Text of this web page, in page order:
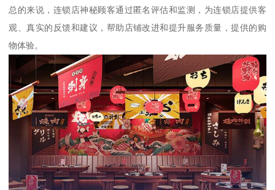
总的来说，连锁店神秘顾客通过匿名评估和监测，为连锁店提供客
观、真实的反馈和建议，帮助店铺改进和提升服务质量，提供的购
物体验。